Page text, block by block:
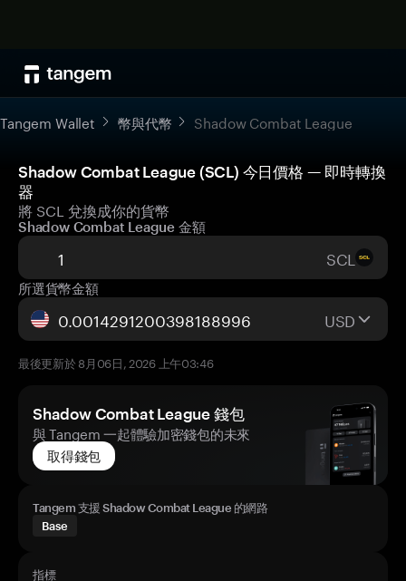
Tangem Wallet 幣與代幣 Shadow Combat League
Shadow Combat League (SCL) 今日價格 — 即時轉換
器
將 SCL 兌換成你的貨幣
Shadow Combat League 金額
SCL
所選貨幣金額
USD
最後更新於 8月06日, 2026 上午03:46
Shadow Combat League 錢包
與 Tangem 一起體驗加密錢包的未來
取得錢包
Tangem 支援 Shadow Combat League 的網路
Base
指標